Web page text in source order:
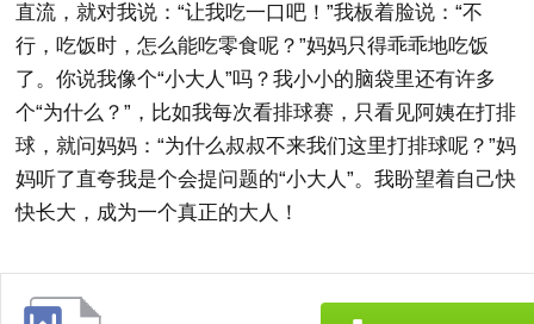
直流，就对我说：“让我吃一口吧！”我板着脸说：“不
行，吃饭时，怎么能吃零食呢？”妈妈只得乖乖地吃饭
了。你说我像个“小大人”吗？我小小的脑袋里还有许多
个“为什么？”，比如我每次看排球赛，只看见阿姨在打排
球，就问妈妈：“为什么叔叔不来我们这里打排球呢？”妈
妈听了直夸我是个会提问题的“小大人”。我盼望着自己快
快长大，成为一个真正的大人！